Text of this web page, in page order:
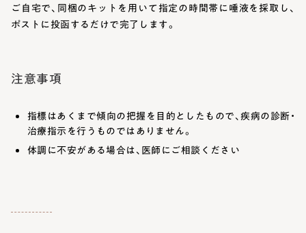
ご自宅で、同梱のキットを用いて指定の時間帯に唾液を採取し、
ポストに投函するだけで完了します。
注意事項
指標はあくまで傾向の把握を目的としたもので、疾病の診断・
治療指示を行うものではありません。
体調に不安がある場合は、医師にご相談ください